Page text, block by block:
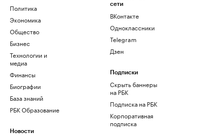
Политика
Экономика
Общество
Бизнес
Технологии и
медиа
Финансы
Биографии
База знаний
РБК Образование
Новости
сети
ВКонтакте
Одноклассники
Telegram
Дзен
Подписки
Скрыть баннеры
на РБК
Подписка на РБК
Корпоративная
подписка